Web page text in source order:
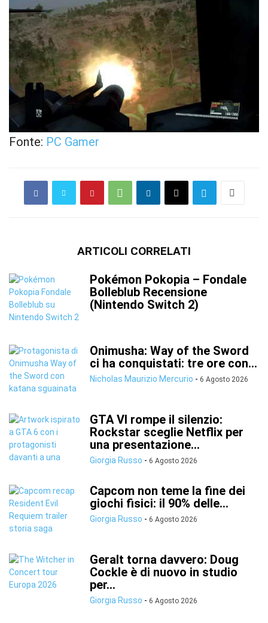
Fonte: PC Gamer
ARTICOLI CORRELATI
Pokémon Pokopia – Fondale
Bolleblub Recensione
(Nintendo Switch 2)
Onimusha: Way of the Sword
ci ha conquistati: tre ore con...
Nicholas Maurizio Mercurio - 6 Agosto 2026
GTA VI rompe il silenzio:
Rockstar sceglie Netflix per
una presentazione...
Giorgia Russo - 6 Agosto 2026
Capcom non teme la fine dei
giochi fisici: il 90% delle...
Giorgia Russo - 6 Agosto 2026
Geralt torna davvero: Doug
Cockle è di nuovo in studio
per...
Giorgia Russo - 6 Agosto 2026